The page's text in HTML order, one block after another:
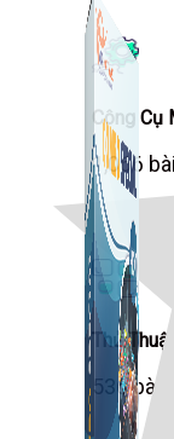
Công Cụ
1,066
Thủ
536 bài